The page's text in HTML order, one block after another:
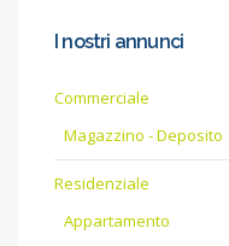
I nostri annunci
Commerciale
Magazzino - Deposito
Residenziale
Appartamento